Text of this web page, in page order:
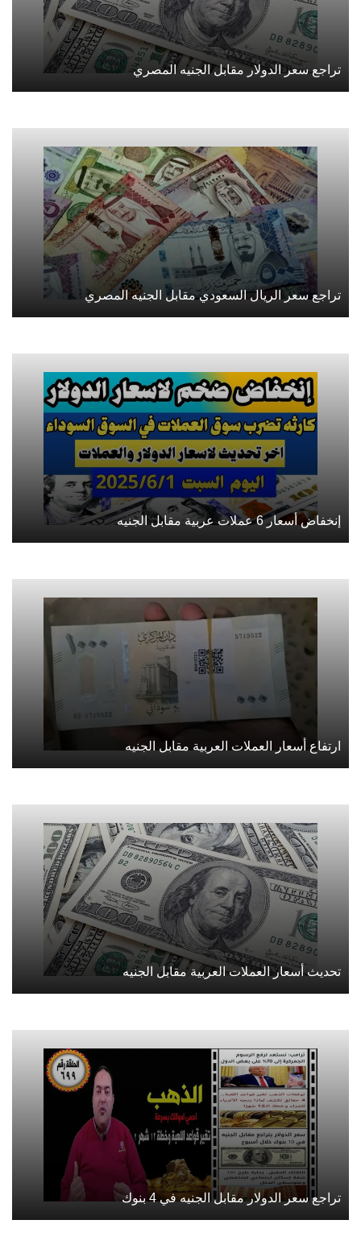
تراجع سعر الدولار مقابل الجنيه المصري
تراجع سعر الريال السعودي مقابل الجنيه المصري
إنخفاض أسعار 6 عملات عربية مقابل الجنيه
ارتفاع أسعار العملات العربية مقابل الجنيه
تحديث أسعار العملات العربية مقابل الجنيه
تراجع سعر الدولار مقابل الجنيه في 4 بنوك